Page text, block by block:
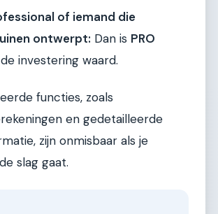
of iemand die
ontwerpt: Dan is PRO
de investering waard.
functies, zoals
en gedetailleerde
zijn onmisbaar als je
slag gaat.